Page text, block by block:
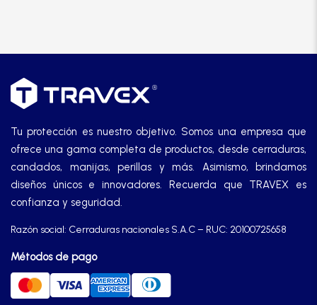
TANKE
Tu protección es nuestro objetivo. Somos una empresa que
ofrece una gama completa de productos, desde cerraduras,
candados, manijas, perillas y más. Asimismo, brindamos
diseños únicos e innovadores. Recuerda que TRAVEX es
confianza y seguridad.
Razón social: Cerraduras nacionales S.A.C – RUC: 20100725658
Métodos de pago